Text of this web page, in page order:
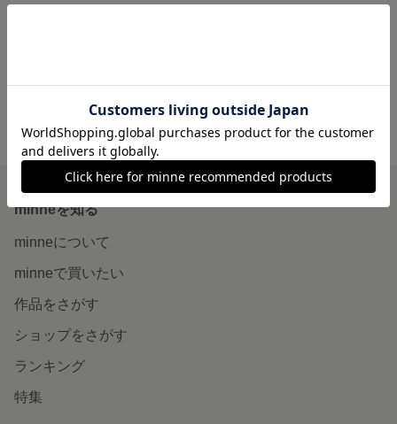
minne ホーム ＊hair and make muta＊ の作品一覧
minneを知る
minneについて
minneで買いたい
作品をさがす
ショップをさがす
ランキング
特集